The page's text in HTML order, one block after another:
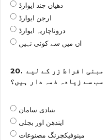
دھیان چند ایوارڈ
ارجن ایوارڈ
دروناچاریہ ایوارڈ
ان میں سے کوئی نہیں
20. افراط زر کے لیے
سب سے زیادہ ذمہ دار ہیں؟
بنیادی سامان
ایندھن اور بجلی
مینوفیکچرنگ مصنوعات